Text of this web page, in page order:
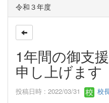
令和３年度
1年間の御支
申し上げます
投稿日時 : 2022/03/31 校